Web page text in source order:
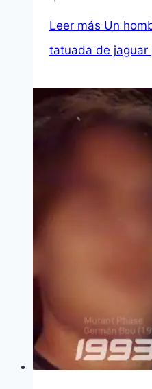
Leer más Un
tatuada de jaguar